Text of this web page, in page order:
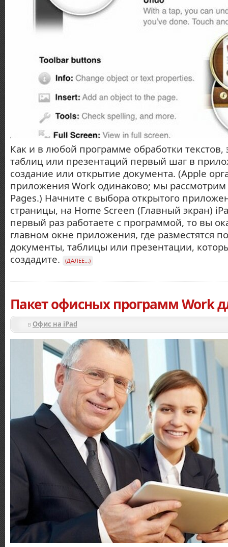
Как и в любой программе обработки текстов,
таблиц или презентаций первый шаг в
создание или открытие документа. (Аррlе
приложения Work одинаково; мы
Pages.) Начните с выбора открытого
страницы, на Home Screen (Главный экран)
первый раз работаете с программой, то вы
главном окне приложения, где разместятся
документы, таблицы или презентации,
создадите.
(ДАЛЕЕ…)
Пакет офисных программ Work
в Офис на iPad